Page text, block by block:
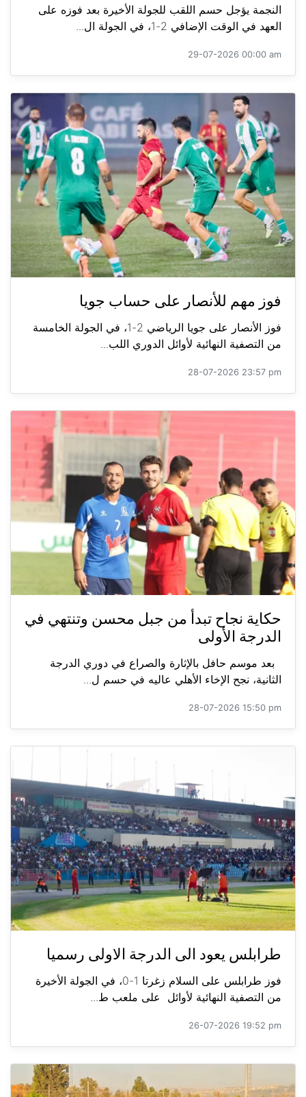
النجمة يؤجل حسم اللقب للجولة الأخيرة بعد فوزه على
العهد في الوقت الإضافي 2-1، في الجولة ال...
29-07-2026 00:00 am
فوز مهم للأنصار على حساب جويا
فوز الأنصار على جويا الرياضي 2-1، في الجولة الخامسة
من التصفية النهائية لأوائل الدوري اللب...
28-07-2026 23:57 pm
حكاية نجاح تبدأ من جبل محسن وتنتهي في
الدرجة الأولى
بعد موسم حافل بالإثارة والصراع في دوري الدرجة
الثانية، نجح الإخاء الأهلي عاليه في حسم ل...
28-07-2026 15:50 pm
طرابلس يعود الى الدرجة الاولى رسميا
فوز طرابلس على السلام زغرتا 1-0، في الجولة الأخيرة
من التصفية النهائية لأوائل على ملعب ط...
26-07-2026 19:52 pm